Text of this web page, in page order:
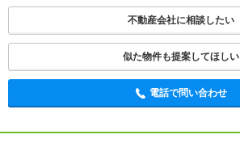
不動産会社に相談したい
似た物件も提案してほしい
電話で問い合わせ